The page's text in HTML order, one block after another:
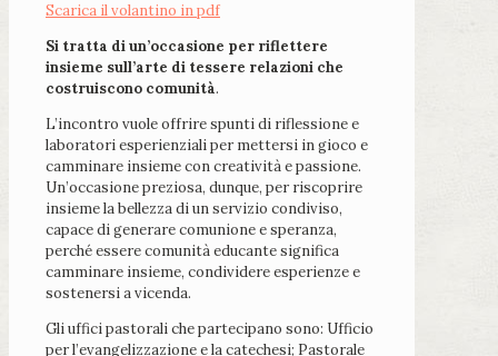
Scarica il volantino in pdf
Si tratta di un’occasione per riflettere
insieme sull’arte di tessere relazioni che
costruiscono comunità.
L’incontro vuole offrire spunti di riflessione e
laboratori esperienziali per mettersi in gioco e
camminare insieme con creatività e passione.
Un’occasione preziosa, dunque, per riscoprire
insieme la bellezza di un servizio condiviso,
capace di generare comunione e speranza,
perché essere comunità educante significa
camminare insieme, condividere esperienze e
sostenersi a vicenda.
Gli uffici pastorali che partecipano sono: Ufficio
per l’evangelizzazione e la catechesi; Pastorale